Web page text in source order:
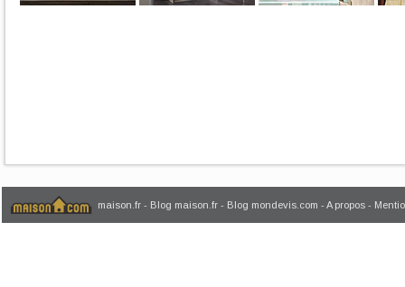
maison.fr - Blog maison.fr - Blog mondevis.com - A propos -